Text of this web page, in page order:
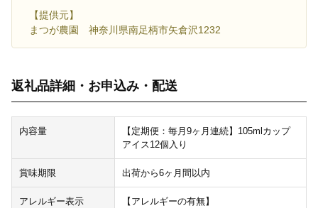
【提供元】
まつが農園 神奈川県南足柄市矢倉沢1232
返礼品詳細・お申込み・配送
内容量
【定期便：毎月9ヶ月連続】105mlカップ
アイス12個入り
賞味期限 出荷から6ヶ月間以内
アレルギー表示
【アレルギーの有無】